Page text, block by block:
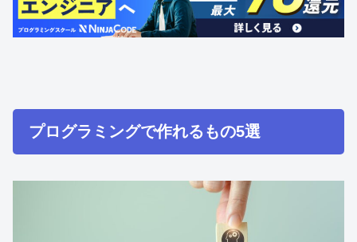
プログラミングで作れるもの5選